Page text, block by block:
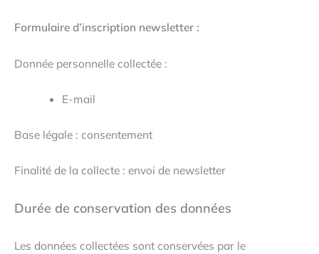
Formulaire d’inscription newsletter :
Donnée personnelle collectée :
E-mail
Base légale : consentement
Finalité de la collecte : envoi de newsletter
Durée de conservation des données
Les données collectées sont conservées par le